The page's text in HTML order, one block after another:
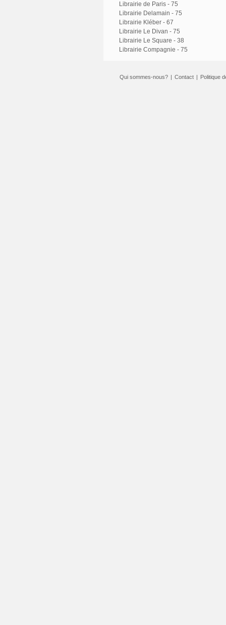
Librairie de Paris - 75
Librairie Delamain - 75
Librairie Kléber - 67
Librairie Le Divan - 75
Librairie Le Square - 38
Librairie Compagnie - 75
Qui sommes-nous? | Contact | Politique